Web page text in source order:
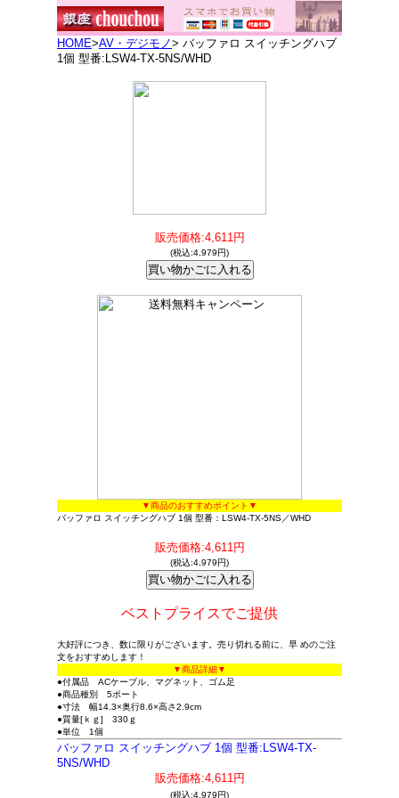
HOME>AV・デジモノ> バッファロ スイッチングハブ
1個 型番:LSW4-TX-5NS/WHD
販売価格:4,611円
(税込:4,979円)
▼商品のおすすめポイント▼
バッファロ スイッチングハブ 1個 型番：LSW4-TX-5NS／WHD
販売価格:4,611円
(税込:4,979円)
ベストプライスでご提供
大好評につき、数に限りがございます。売り切れる前に、早 めのご注
文をおすすめします！
▼商品詳細▼
●付属品 ACケーブル、マグネット、ゴム足
●商品種別 5ポート
●寸法 幅14.3×奥行8.6×高さ2.9cm
●質量[ｋｇ] 330ｇ
●単位 1個
バッファロ スイッチングハブ 1個 型番:LSW4-TX-
5NS/WHD
販売価格:4,611円
(税込:4,979円)